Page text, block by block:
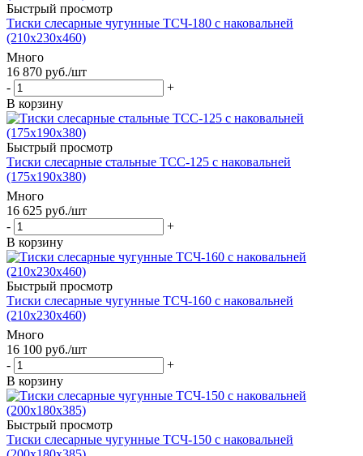
Быстрый просмотр
Тиски слесарные чугунные TCЧ-180 с наковальней
(210x230x460)
Много
16 870 руб./шт
-
+
В корзину
Быстрый просмотр
Тиски слесарные стальные TCС-125 с наковальней
(175x190x380)
Много
16 625 руб./шт
-
+
В корзину
Быстрый просмотр
Тиски слесарные чугунные TCЧ-160 с наковальней
(210x230x460)
Много
16 100 руб./шт
-
+
В корзину
Быстрый просмотр
Тиски слесарные чугунные TCЧ-150 с наковальней